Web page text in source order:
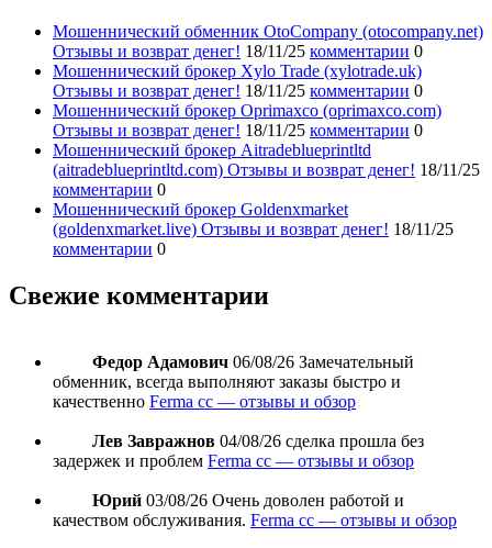
Мошеннический обменник OtoCompany (otocompany.net)
Отзывы и возврат денег! 18/11/25 комментарии 0
Мошеннический брокер Xylo Trade (xylotrade.uk)
Отзывы и возврат денег! 18/11/25 комментарии 0
Мошеннический брокер Oprimaxco (oprimaxco.com)
Отзывы и возврат денег! 18/11/25 комментарии 0
Мошеннический брокер Aitradeblueprintltd
(aitradeblueprintltd.com) Отзывы и возврат денег! 18/11/25
комментарии 0
Мошеннический брокер Goldenxmarket
(goldenxmarket.live) Отзывы и возврат денег! 18/11/25
комментарии 0
Свежие комментарии
Федор Адамович 06/08/26 Замечательный
обменник, всегда выполняют заказы быстро и
качественно Ferma cc — отзывы и обзор
Лев Завражнов 04/08/26 сделка прошла без
задержек и проблем Ferma cc — отзывы и обзор
Юрий 03/08/26 Очень доволен работой и
качеством обслуживания. Ferma cc — отзывы и обзор